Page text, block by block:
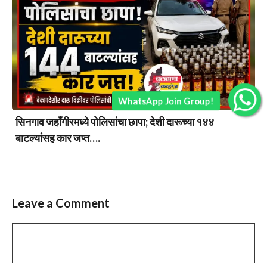
सिनगाव जहाँगीरमध्ये पोलिसांचा छापा; देशी दारूच्या १४४
बाटल्यांसह कार जप्त….
Leave a Comment
WhatsApp Join Group!